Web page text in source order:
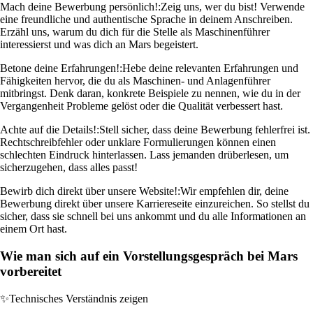
Mach deine Bewerbung persönlich!:Zeig uns, wer du bist! Verwende
eine freundliche und authentische Sprache in deinem Anschreiben.
Erzähl uns, warum du dich für die Stelle als Maschinenführer
interessierst und was dich an Mars begeistert.
Betone deine Erfahrungen!:Hebe deine relevanten Erfahrungen und
Fähigkeiten hervor, die du als Maschinen- und Anlagenführer
mitbringst. Denk daran, konkrete Beispiele zu nennen, wie du in der
Vergangenheit Probleme gelöst oder die Qualität verbessert hast.
Achte auf die Details!:Stell sicher, dass deine Bewerbung fehlerfrei ist.
Rechtschreibfehler oder unklare Formulierungen können einen
schlechten Eindruck hinterlassen. Lass jemanden drüberlesen, um
sicherzugehen, dass alles passt!
Bewirb dich direkt über unsere Website!:Wir empfehlen dir, deine
Bewerbung direkt über unsere Karriereseite einzureichen. So stellst du
sicher, dass sie schnell bei uns ankommt und du alle Informationen an
einem Ort hast.
Wie man sich auf ein Vorstellungsgespräch bei Mars
vorbereitet
✨Technisches Verständnis zeigen